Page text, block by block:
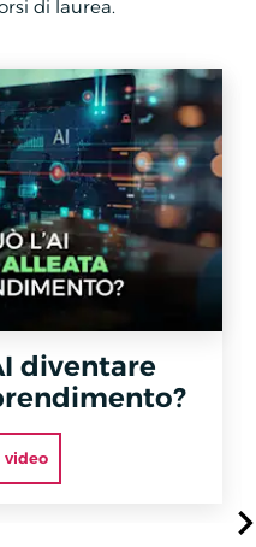
di laurea.
diventare
video